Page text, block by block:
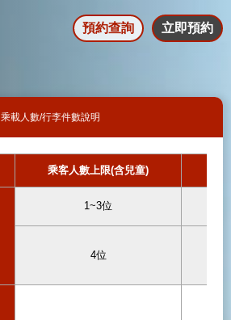
預約查詢 立即預約
乘載人數/行李件數說明
乘客人數上限(含兒童)
1~3位
4位